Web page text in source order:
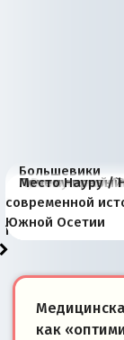
Большевики
отличаются от
тем, что они -
победители
Киевская
Запада
«переобувании»
В России
перемены: 15
суверенной
Миграционный
Европы
Россия
сбрасывать
Анкориджа
Россия зимой
года: первые
внутренней
Русская нация
сегодня
Почему правый
Варшаве не
отношениям с
Место Науру /
современной
Южной Осетии
как